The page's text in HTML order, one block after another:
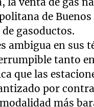
de
gasoductos.
ambigua en sus
tanto
que las
por
más